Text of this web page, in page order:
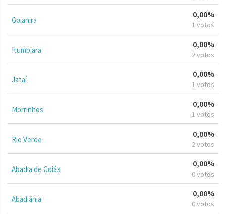
Goianira
0,00%
1 votos
Itumbiara
0,00%
2 votos
Jataí
0,00%
1 votos
Morrinhos
0,00%
1 votos
Rio Verde
0,00%
2 votos
Abadia de Goiás
0,00%
0 votos
Abadiânia
0,00%
0 votos